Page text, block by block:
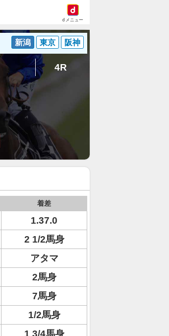
dメニュー
新潟 東京 阪神
4R
着差
1.37.0
2 1/2馬身
アタマ
2馬身
7馬身
1/2馬身
1 3/4馬身